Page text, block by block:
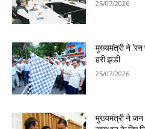
25/07/2026
मुख्यमंत्री ने ‘रन
हरी झंडी
25/07/2026
मुख्यमंत्री ने जन